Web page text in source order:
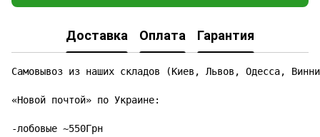
Доставка Оплата Гарантия
Самовывоз из наших складов (Киев, Львов, Одесса,
«Новой почтой» по Украине:
-лобовые ~550Грн